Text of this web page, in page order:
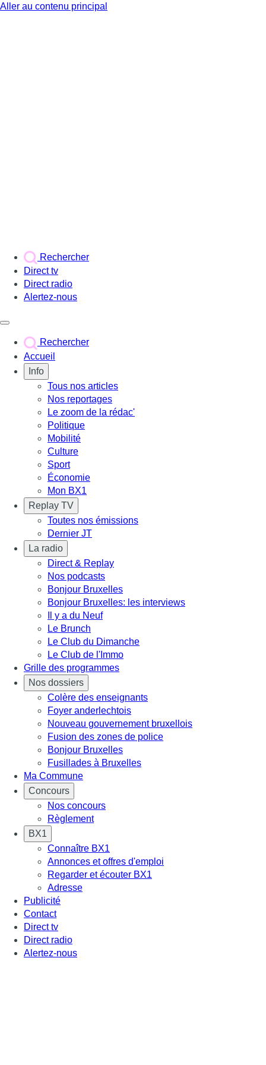
Aller au contenu principal
Rechercher
Direct tv
Direct radio
Alertez-nous
Rechercher
Accueil
Info
Tous nos articles
Nos reportages
Le zoom de la rédac'
Politique
Mobilité
Culture
Sport
Économie
Mon BX1
Replay TV
Toutes nos émissions
Dernier JT
La radio
Direct & Replay
Nos podcasts
Bonjour Bruxelles
Bonjour Bruxelles: les interviews
Il y a du Neuf
Le Brunch
Le Club du Dimanche
Le Club de l'Immo
Grille des programmes
Nos dossiers
Colère des enseignants
Foyer anderlechtois
Nouveau gouvernement bruxellois
Fusion des zones de police
Bonjour Bruxelles
Fusillades à Bruxelles
Ma Commune
Concours
Nos concours
Règlement
BX1
Connaître BX1
Annonces et offres d'emploi
Regarder et écouter BX1
Adresse
Publicité
Contact
Direct tv
Direct radio
Alertez-nous